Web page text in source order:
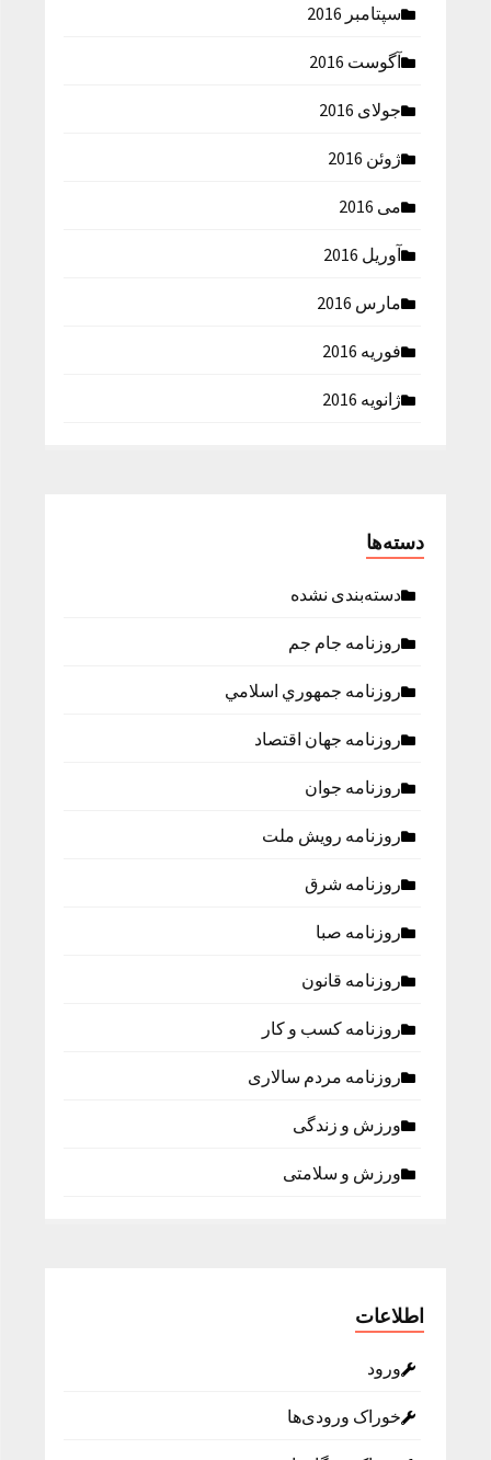
سپتامبر 2016
آگوست 2016
جولای 2016
ژوئن 2016
می 2016
آوریل 2016
مارس 2016
فوریه 2016
ژانویه 2016
دسته‌ها
دسته‌بندی نشده
روزنامه جام جم
روزنامه جمهوري اسلامي
روزنامه جهان اقتصاد
روزنامه جوان
روزنامه رویش ملت
روزنامه شرق
روزنامه صبا
روزنامه قانون
روزنامه كسب و كار
روزنامه مردم سالاری
ورزش و زندگی
ورزش و سلامتی
اطلاعات
ورود
خوراک ورودی‌ها